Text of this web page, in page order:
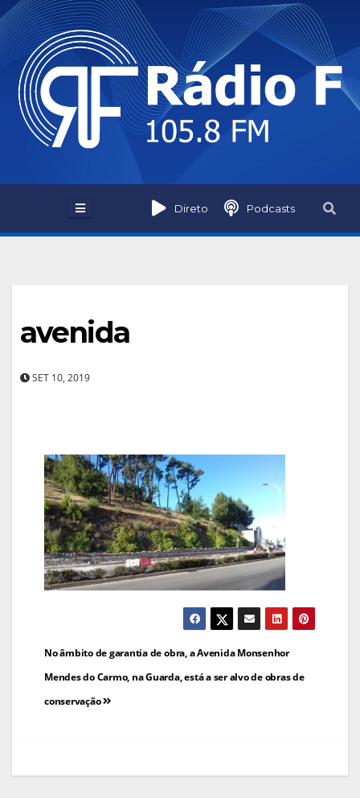
Skip
to
content
Direto Podcasts
avenida
SET 10, 2019
Navegação
de
artigos
No âmbito de garantia de obra, a Avenida Monsenhor
Mendes do Carmo, na Guarda, está a ser alvo de obras de
conservação